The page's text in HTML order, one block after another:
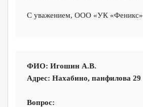
С уважением, ООО «УК «Феникс»
ФИО: Игошин А.В.
Адрес: Нахабино, панфилова 29
Вопрос: